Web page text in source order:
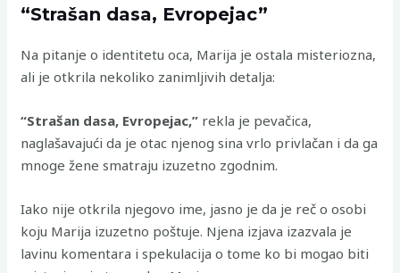
“Strašan dasa, Evropejac”
Na pitanje o identitetu oca, Marija je ostala misteriozna,
ali je otkrila nekoliko zanimljivih detalja:
“Strašan dasa, Evropejac,” rekla je pevačica,
naglašavajući da je otac njenog sina vrlo privlačan i da ga
mnoge žene smatraju izuzetno zgodnim.
Iako nije otkrila njegovo ime, jasno je da je reč o osobi
koju Marija izuzetno poštuje. Njena izjava izazvala je
lavinu komentara i spekulacija o tome ko bi mogao biti